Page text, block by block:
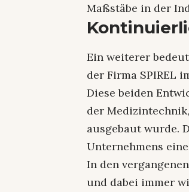
Maßstäbe in der
Ein weiterer
der Firma SPIREL
Diese beiden
der
ausgebaut wurde.
Unternehmens
In den
und dabei immer